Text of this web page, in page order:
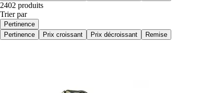
2402 produits
Trier par
Pertinence
Pertinence
Prix croissant Prix décroissant Remise